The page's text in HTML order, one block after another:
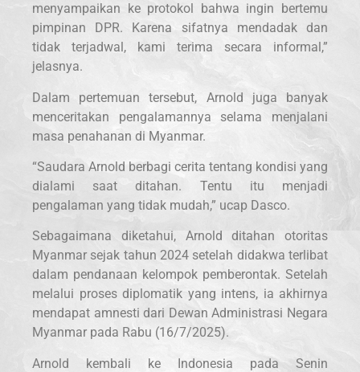
menyampaikan ke protokol bahwa ingin bertemu
pimpinan DPR. Karena sifatnya mendadak dan
tidak terjadwal, kami terima secara informal,”
jelasnya.
Dalam pertemuan tersebut, Arnold juga banyak
menceritakan pengalamannya selama menjalani
masa penahanan di Myanmar.
“Saudara Arnold berbagi cerita tentang kondisi yang
dialami saat ditahan. Tentu itu menjadi
pengalaman yang tidak mudah,” ucap Dasco.
Sebagaimana diketahui, Arnold ditahan otoritas
Myanmar sejak tahun 2024 setelah didakwa terlibat
dalam pendanaan kelompok pemberontak. Setelah
melalui proses diplomatik yang intens, ia akhirnya
mendapat amnesti dari Dewan Administrasi Negara
Myanmar pada Rabu (16/7/2025).
Arnold kembali ke Indonesia pada Senin